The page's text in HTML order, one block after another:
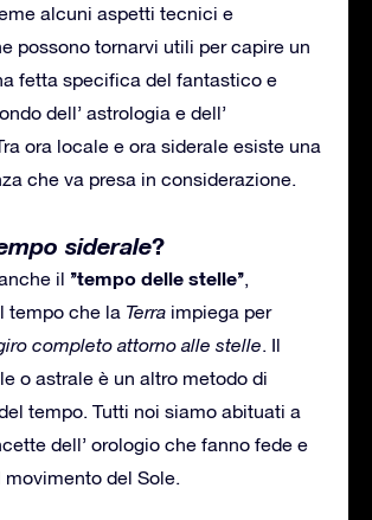
alcuni aspetti tecnici e
possono tornarvi utili per capire un
fetta specifica del fantastico e
dell’ astrologia e dell’
ora locale e ora siderale esiste una
che va presa in considerazione.
siderale?
il ’’tempo delle stelle’’,
tempo che la Terra impiega per
completo attorno alle stelle. Il
o astrale è un altro metodo di
tempo. Tutti noi siamo abituati a
dell’ orologio che fanno fede e
del Sole.